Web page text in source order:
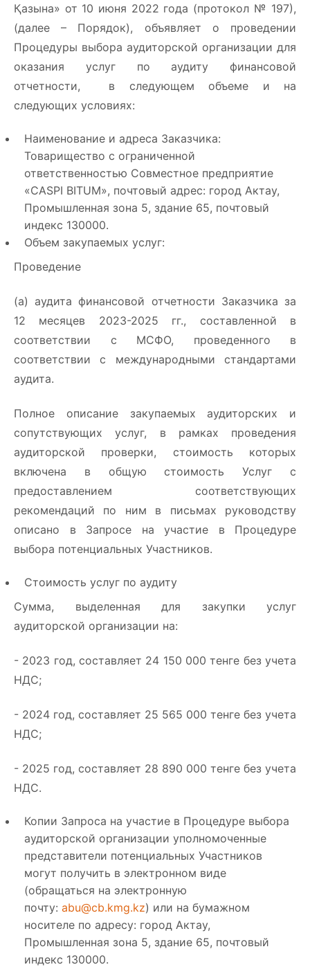
Қазына» от 10 июня 2022 года (протокол № 197),
(далее – Порядок), объявляет о проведении
Процедуры выбора аудиторской организации для
оказания услуг по аудиту финансовой
отчетности, в следующем объеме и на
следующих условиях:
Наименование и адреса Заказчика:
Товарищество с ограниченной
ответственностью Совместное предприятие
«CASPI BITUM», почтовый адрес: город Актау,
Промышленная зона 5, здание 65, почтовый
индекс 130000.
Объем закупаемых услуг:
Проведение
(а) аудита финансовой отчетности Заказчика за
12 месяцев 2023-2025 гг., составленной в
соответствии с МСФО, проведенного в
соответствии с международными стандартами
аудита.
Полное описание закупаемых аудиторских и
сопутствующих услуг, в рамках проведения
аудиторской проверки, стоимость которых
включена в общую стоимость Услуг с
предоставлением соответствующих
рекомендаций по ним в письмах руководству
описано в Запросе на участие в Процедуре
выбора потенциальных Участников.
Стоимость услуг по аудиту
Сумма, выделенная для закупки услуг
аудиторской организации на:
- 2023 год, составляет 24 150 000 тенге без учета
НДС;
- 2024 год, составляет 25 565 000 тенге без учета
НДС;
- 2025 год, составляет 28 890 000 тенге без учета
НДС.
Копии Запроса на участие в Процедуре выбора
аудиторской организации уполномоченные
представители потенциальных Участников
могут получить в электронном виде
(обращаться на электронную
почту: abu@cb.kmg.kz) или на бумажном
носителе по адресу: город Актау,
Промышленная зона 5, здание 65, почтовый
индекс 130000.